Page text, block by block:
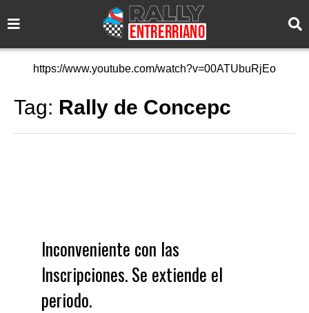
https://www.youtube.com/watch?v=00ATUbuRjEo
Tag: Rally de Concepc
Inconveniente con las
Inscripciones. Se extiende el
periodo.